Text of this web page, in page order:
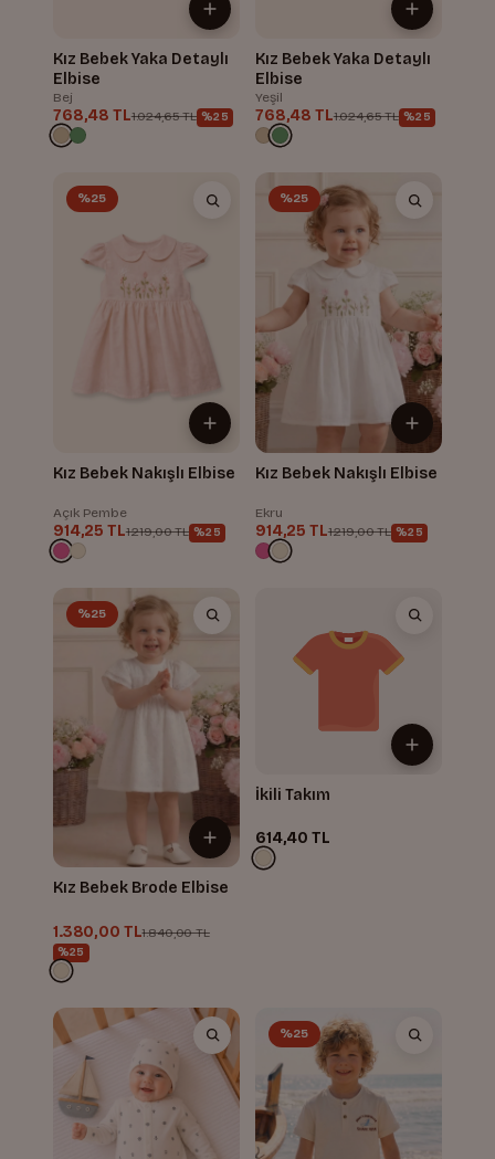
Kız Bebek Yaka Detaylı
Elbise
Bej
768,48 TL1.024,65 TL %25
Kız Bebek Yaka Detaylı
Elbise
Yeşil
768,48 TL1.024,65 TL %25
%25
Kız Bebek Nakışlı Elbise
Açık Pembe
914,25 TL1.219,00 TL %25
%25
Kız Bebek Nakışlı Elbise
Ekru
914,25 TL1.219,00 TL %25
%25
Kız Bebek Brode Elbise
1.380,00 TL1.840,00 TL
%25
İkili Takım
614,40 TL
%25